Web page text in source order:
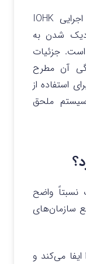
جان اوکانر (John O’Connor) مدیر اجرایی IOHK
شدن به
است. جزئیات
آن مطرح
استفاده از
ملحق
نسبتاً واضح
سازمان‌های
ایفا می‌کند و